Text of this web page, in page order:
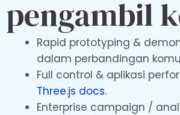
pengambil
Rapid prototyping &
dalam perbandingan
Full control & aplikasi
Three.js docs.
Enterprise campaign /